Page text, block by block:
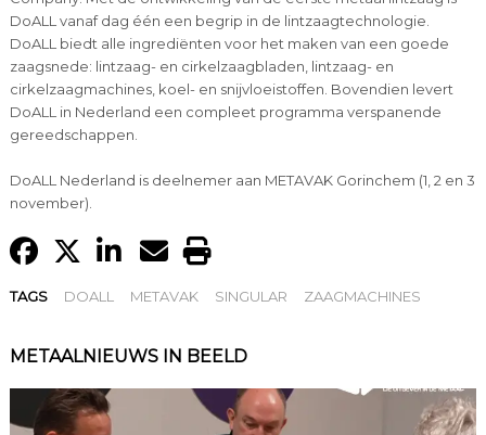
DoALL vanaf dag één een begrip in de lintzaagtechnologie.
DoALL biedt alle ingrediënten voor het maken van een goede
zaagsnede: lintzaag- en cirkelzaagbladen, lintzaag- en
cirkelzaagmachines, koel- en snijvloeistoffen. Bovendien levert
DoALL in Nederland een compleet programma verspanende
gereedschappen.
DoALL Nederland is deelnemer aan METAVAK Gorinchem (1, 2 en 3
november).
TAGS DOALL METAVAK SINGULAR ZAAGMACHINES
METAALNIEUWS IN BEELD